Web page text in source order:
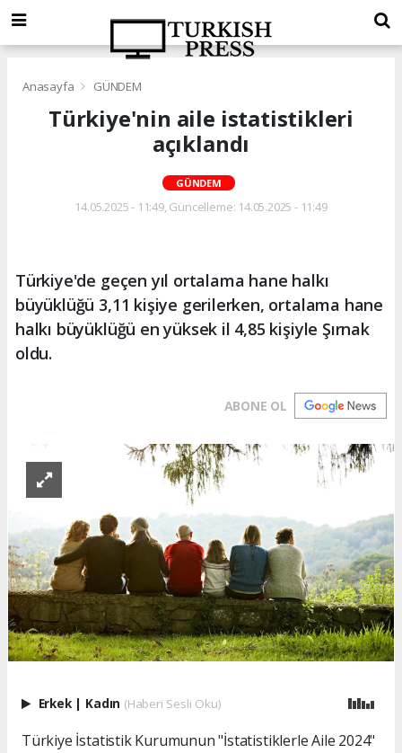
Anasayfa GÜNDEM
Türkiye'nin aile istatistikleri
açıklandı
GÜNDEM
14.05.2025 - 11:49, Güncelleme: 14.05.2025 - 11:49
Türkiye'de geçen yıl ortalama hane halkı
büyüklüğü 3,11 kişiye gerilerken, ortalama hane
halkı büyüklüğü en yüksek il 4,85 kişiyle Şırnak
oldu.
ABONE OL
Erkek | Kadın (Haberi Sesli Oku)
Türkiye İstatistik Kurumunun "İstatistiklerle Aile 2024"